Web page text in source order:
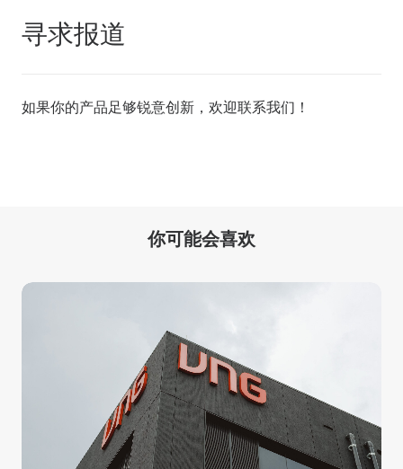
寻求报道
如果你的产品足够锐意创新，欢迎联系我们 ！
你可能会喜欢